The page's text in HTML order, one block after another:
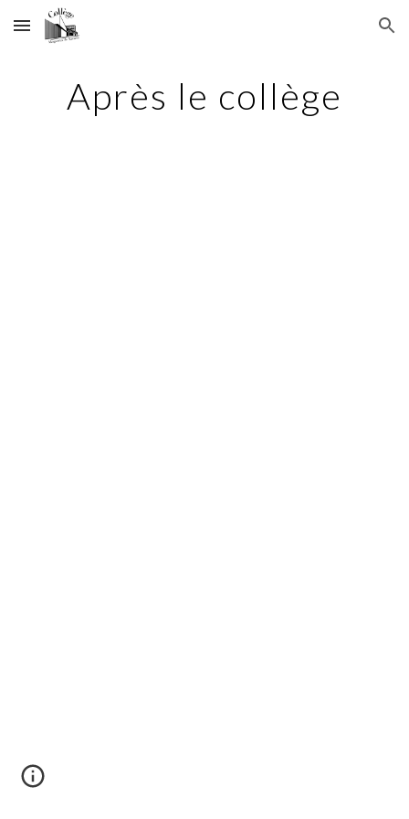
Skip to main content Skip to navigation
Après le collège